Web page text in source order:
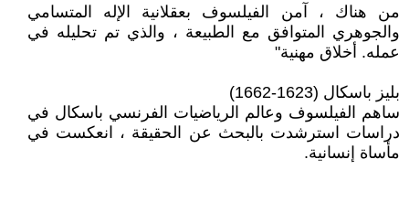
من هناك ، آمن الفيلسوف بعقلانية الإله المتسامي
والجوهري المتوافق مع الطبيعة ، والذي تم تحليله في
عمله. أخلاق مهنية"
بليز باسكال (1623-1662)
ساهم الفيلسوف وعالم الرياضيات الفرنسي باسكال في
دراسات استرشدت بالبحث عن الحقيقة ، انعكست في
مأساة إنسانية.